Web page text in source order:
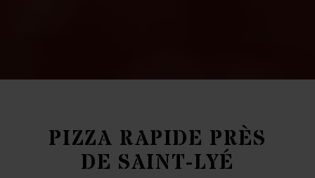
PIZZA RAPIDE PRÈS
DE SAINT-LYÉ